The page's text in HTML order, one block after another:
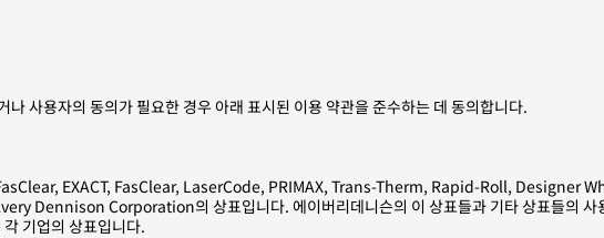
사용자의 동의가 필요한 경우 아래 표시된 이용 약관을 준수하는 데 동의합니다.
EXACT, FasClear, LaserCode, PRIMAX, Trans-Therm, Rapid-Roll, Designer
Dennison Corporation의 상표입니다. 에이버리데니슨의 이 상표들과 기타 상표들의 사
기업의 상표입니다.